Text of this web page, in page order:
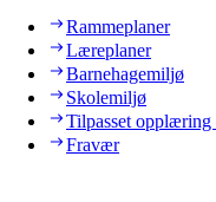
Rammeplaner
Læreplaner
Barnehagemiljø
Skolemiljø
Tilpasset
Fravær